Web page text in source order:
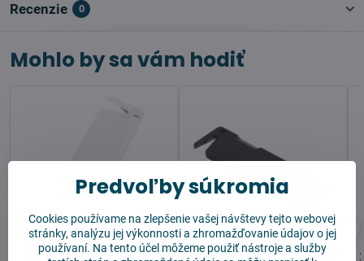
Recenzie 0
Mohlo by sa vám hodiť
Čistiaci nástroj Xiaomi
Čistiaci nástroj Xiaomi
Predvoľby súkromia
Cookies používame na zlepšenie vašej návštevy tejto webovej
stránky, analýzu jej výkonnosti a zhromažďovanie údajov o jej
používaní. Na tento účel môžeme použiť nástroje a služby